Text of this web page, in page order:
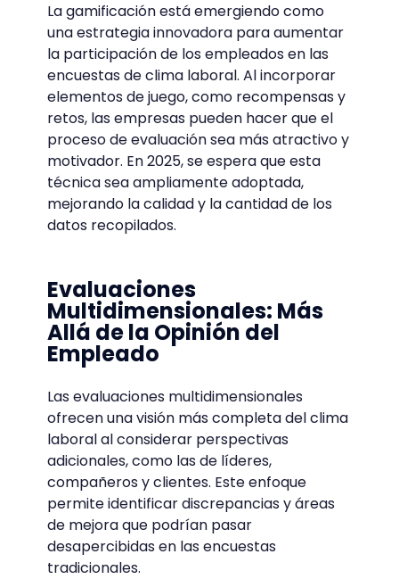
La gamificación está emergiendo como
una estrategia innovadora para aumentar
la participación de los empleados en las
encuestas de clima laboral. Al incorporar
elementos de juego, como recompensas y
retos, las empresas pueden hacer que el
proceso de evaluación sea más atractivo y
motivador. En 2025, se espera que esta
técnica sea ampliamente adoptada,
mejorando la calidad y la cantidad de los
datos recopilados.
Evaluaciones
Multidimensionales: Más
Allá de la Opinión del
Empleado
Las evaluaciones multidimensionales
ofrecen una visión más completa del clima
laboral al considerar perspectivas
adicionales, como las de líderes,
compañeros y clientes. Este enfoque
permite identificar discrepancias y áreas
de mejora que podrían pasar
desapercibidas en las encuestas
tradicionales.